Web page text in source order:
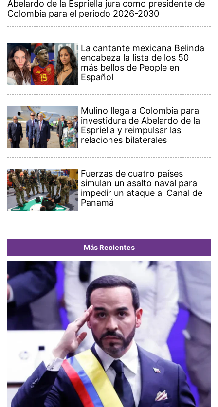
Abelardo de la Espriella jura como presidente de
Colombia para el periodo 2026-2030
La cantante mexicana Belinda
encabeza la lista de los 50
más bellos de People en
Español
Mulino llega a Colombia para
investidura de Abelardo de la
Espriella y reimpulsar las
relaciones bilaterales
Fuerzas de cuatro países
simulan un asalto naval para
impedir un ataque al Canal de
Panamá
Más Recientes